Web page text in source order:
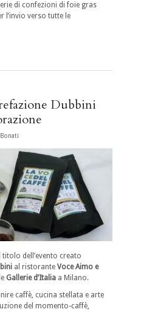
di confezioni di foie gras
l’invio verso tutte le
Dubbini
Bonati
titolo dell’evento creato
al ristorante Voce Aimo e
Gallerie d’Italia a Milano.
caffè, cucina stellata e arte
del momento-caffè,